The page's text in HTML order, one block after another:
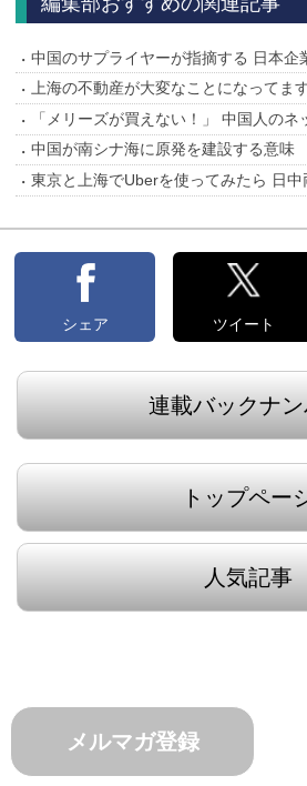
中国のサプライヤーが指摘する 日本企
上海の不動産が大変なことになってま
「メリーズが買えない！」 中国人のネ
中国が南シナ海に原発を建設する意味
東京と上海でUberを使ってみたら 日
シェア ツイート
連載バックナ
トップペー
人気記事
メルマガ登録